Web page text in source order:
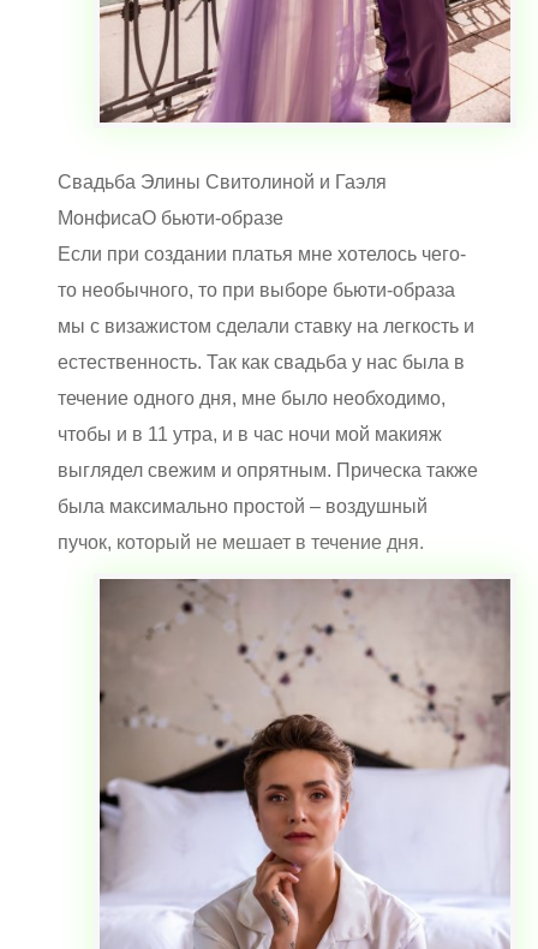
Свадьба Элины Свитолиной и Гаэля
МонфисаО бьюти-образе
Если при создании платья мне хотелось чего-
то необычного, то при выборе бьюти-образа
мы с визажистом сделали ставку на легкость и
естественность. Так как свадьба у нас была в
течение одного дня, мне было необходимо,
чтобы и в 11 утра, и в час ночи мой макияж
выглядел свежим и опрятным. Прическа также
была максимально простой – воздушный
пучок, который не мешает в течение дня.